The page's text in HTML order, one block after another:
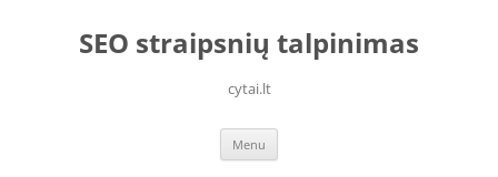
contentSEO straipsnių talpinimas
cytai.lt
Menu